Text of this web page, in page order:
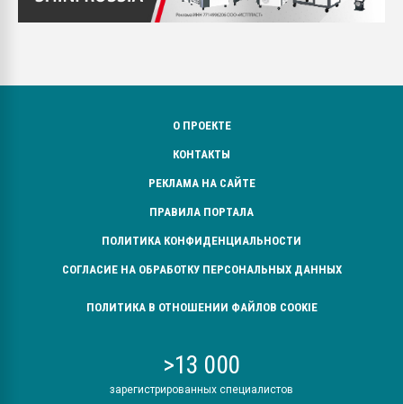
О ПРОЕКТЕ
КОНТАКТЫ
РЕКЛАМА НА САЙТЕ
ПРАВИЛА ПОРТАЛА
ПОЛИТИКА КОНФИДЕНЦИАЛЬНОСТИ
СОГЛАСИЕ НА ОБРАБОТКУ ПЕРСОНАЛЬНЫХ ДАННЫХ
ПОЛИТИКА В ОТНОШЕНИИ ФАЙЛОВ COOKIE
>13 000
зарегистрированных специалистов